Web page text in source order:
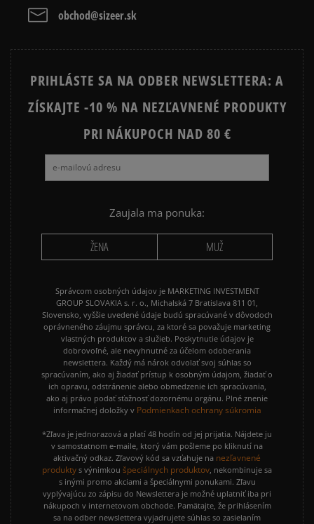
obchod@sizeer.sk
PRIHLÁSTE SA NA ODBER NEWSLETTERA: A
ZÍSKAJTE -10 % NA NEZĽAVNENÉ PRODUKTY
PRI NÁKUPOCH NAD 80 €
Zaujala ma ponuka:
ŽENA MUŽ
Správcom osobných údajov je MARKETING INVESTMENT
GROUP SLOVAKIA s. r. o., Michalská 7 Bratislava 811 01,
Slovensko, vyššie uvedené údaje budú spracúvané v dôvodoch
oprávneného záujmu správcu, za ktoré sa považuje marketing
vlastných produktov a služieb. Poskytnutie údajov je
dobrovoľné, ale nevyhnutné za účelom odoberania
newslettera. Každý má nárok odvolať svoj súhlas so
spracúvaním, ako aj žiadať prístup k osobným údajom, žiadať o
ich opravu, odstránenie alebo obmedzenie ich spracúvania,
ako aj právo podať sťažnosť dozornému orgánu. Plné znenie
informačnej doložky v Podmienkach ochrany súkromia
*Zľava je jednorazová a platí 48 hodín od jej prijatia. Nájdete ju
v samostatnom e-maile, ktorý vám pošleme po kliknutí na
aktivačný odkaz. Zľavový kód sa vzťahuje na nezľavnené
produkty s výnimkou špeciálnych produktov, nekombinuje sa
s inými promo akciami a špeciálnymi ponukami. Zľavu
vyplývajúcu zo zápisu do Newslettera je možné uplatniť iba pri
nákupoch v internetovom obchode. Pamätajte, že prihlásením
sa na odber newslettera vyjadrujete súhlas so zasielaním